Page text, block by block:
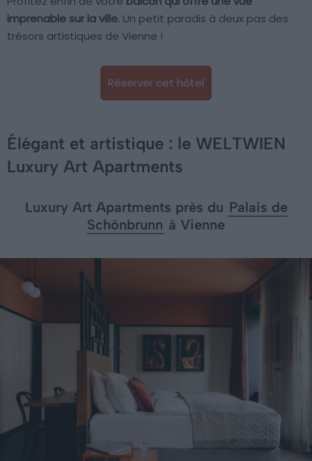
imprenable sur la ville. Un petit paradis à deux pas des
trésors artistiques de Vienne !
Réserver cet hôtel
Élégant et artistique : le WELTWIEN
Luxury Art Apartments
Luxury Art Apartments près du Palais de
Schönbrunn à Vienne